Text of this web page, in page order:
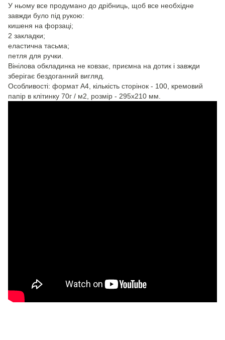
У ньому все продумано до дрібниць, щоб все необхідне
завжди було під рукою:
кишеня на форзаці;
2 закладки;
еластична тасьма;
петля для ручки.
Вінілова обкладинка не ковзає, приємна на дотик і завжди
зберігає бездоганний вигляд.
Особливості: формат А4, кількість сторінок - 100, кремовий
папір в клітинку 70г / м2, розмір - 295х210 мм.